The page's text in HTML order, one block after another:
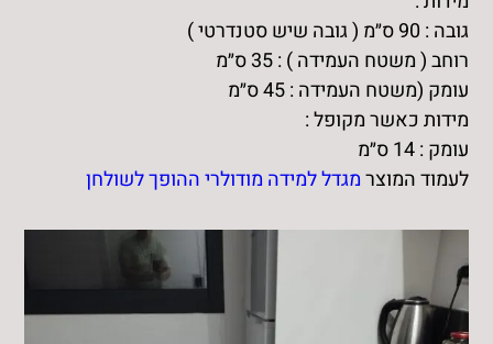
גובה : 90 ס״מ ( גובה שיש סטנדרטי )
רוחב ( משטח העמידה ) : 35 ס״מ
עומק (משטח העמידה : 45 ס״מ
מידות כאשר מקופל :
עומק : 14 ס״מ
לעמוד המוצרמגדל למידה מודולרי ההופך לשולחן